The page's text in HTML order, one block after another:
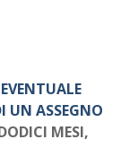
UN ASSEGNO
MESI,